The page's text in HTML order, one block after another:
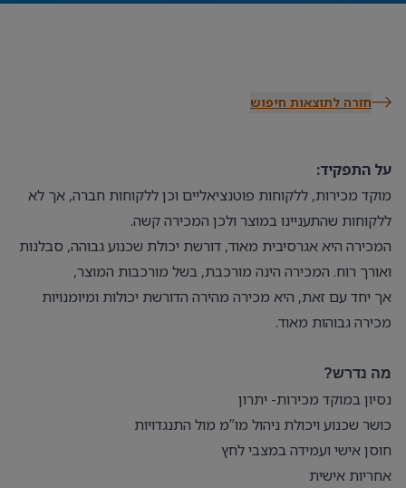
חזרה לתוצאות חיפוש
על התפקיד:
מוקד מכירות, ללקוחות פוטנציאליים וכן ללקוחות חברה, אך לא
ללקוחות שהתעניינו במוצר ולכן המכירה קשה.
המכירה היא אגרסיבית מאוד, דורשת יכולת שכנוע גבוהה, סבלנות
ואורך רוח. המכירה הינה מורכבת, בשל מורכבות המוצר,
אך יחד עם זאת, היא מכירה מהירה הדורשת יכולות ומיומנויות
מכירה גבוהות מאוד.
מה נדרש?
נסיון במוקד מכירות- יתרון
כושר שכנוע ויכולת ניהול מו”מ מול התנגדויות
חוסן אישי ועמידה במצבי לחץ
אחריות אישית